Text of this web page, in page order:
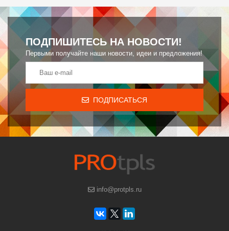
ПОДПИШИТЕСЬ НА НОВОСТИ!
Первыми получайте наши новости, идеи и предложения!
ПОДПИСАТЬСЯ
info@protpls.ru